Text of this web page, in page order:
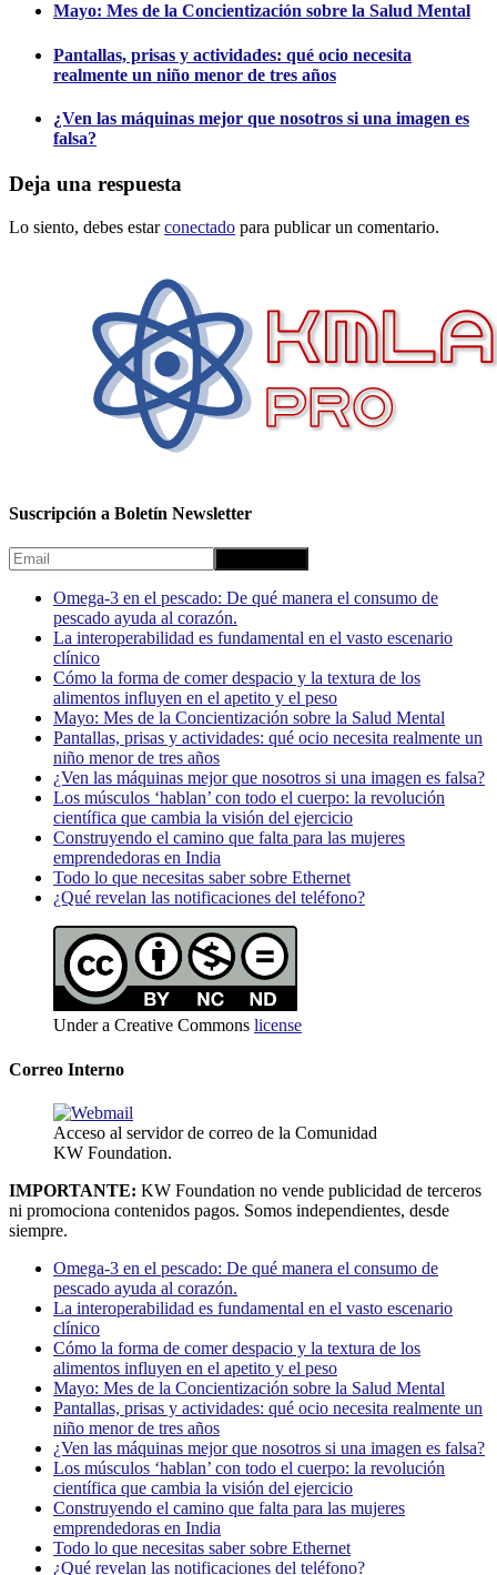
Mayo: Mes de la Concientización sobre la Salud Mental
Pantallas, prisas y actividades: qué ocio necesita
realmente un niño menor de tres años
¿Ven las máquinas mejor que nosotros si una imagen es
falsa?
Deja una respuesta
Lo siento, debes estarconectado para publicar un comentario.
Suscripción a Boletín Newsletter
Omega-3 en el pescado: De qué manera el consumo de
pescado ayuda al corazón.
La interoperabilidad es fundamental en el vasto escenario
clínico
Cómo la forma de comer despacio y la textura de los
alimentos influyen en el apetito y el peso
Mayo: Mes de la Concientización sobre la Salud Mental
Pantallas, prisas y actividades: qué ocio necesita realmente un
niño menor de tres años
¿Ven las máquinas mejor que nosotros si una imagen es falsa?
Los músculos ‘hablan’ con todo el cuerpo: la revolución
científica que cambia la visión del ejercicio
Construyendo el camino que falta para las mujeres
emprendedoras en India
Todo lo que necesitas saber sobre Ethernet
¿Qué revelan las notificaciones del teléfono?
Under a Creative Commons license
Correo Interno
Acceso al servidor de correo de la Comunidad
KW Foundation.
IMPORTANTE: KW Foundation no vende publicidad de terceros
ni promociona contenidos pagos. Somos independientes, desde
siempre.
Omega-3 en el pescado: De qué manera el consumo de
pescado ayuda al corazón.
La interoperabilidad es fundamental en el vasto escenario
clínico
Cómo la forma de comer despacio y la textura de los
alimentos influyen en el apetito y el peso
Mayo: Mes de la Concientización sobre la Salud Mental
Pantallas, prisas y actividades: qué ocio necesita realmente un
niño menor de tres años
¿Ven las máquinas mejor que nosotros si una imagen es falsa?
Los músculos ‘hablan’ con todo el cuerpo: la revolución
científica que cambia la visión del ejercicio
Construyendo el camino que falta para las mujeres
emprendedoras en India
Todo lo que necesitas saber sobre Ethernet
¿Qué revelan las notificaciones del teléfono?